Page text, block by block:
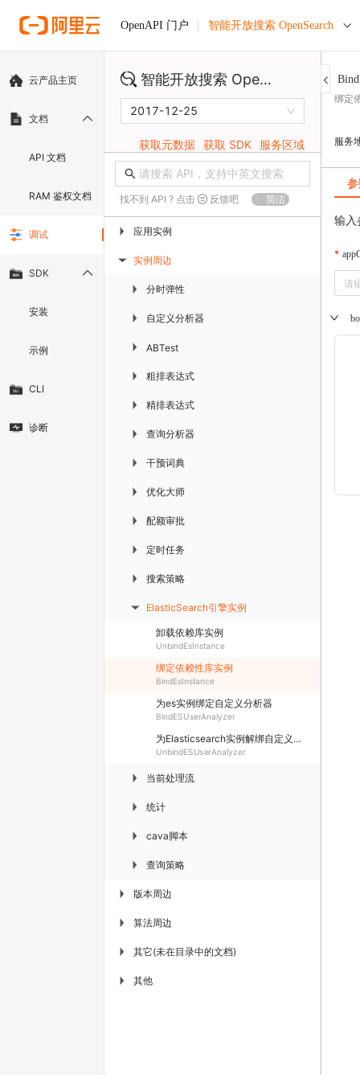
OpenAPI 门户 智能开放搜索 OpenSearch
云产品主页
文档
API 文档
RAM 鉴权文档
调试
SDK
安装
示例
CLI
诊断
智能开放搜索 OpenSearch
2017-12-25
获取元数据 获取 SDK 服务区域
找不到 API ? 点击 反馈吧 简洁
▶ 应用实例
▶ 实例周边
▶ 分时弹性
▶ 自定义分析器
▶ ABTest
▶ 粗排表达式
▶ 精排表达式
▶ 查询分析器
▶ 干预词典
▶ 优化大师
▶ 配额审批
▶ 定时任务
▶ 搜索策略
▶ ElasticSearch引擎实例
卸载依赖库实例
UnbindEsInstance
绑定依赖性库实例
BindEsInstance
为es实例绑定自定义分析器
BindESUserAnalyzer
为Elasticsearch实例解绑自定义分析器
UnbindESUserAnalyzer
▶ 当前处理流
▶ 统计
▶ cava脚本
▶ 查询策略
▶ 版本周边
▶ 算法周边
▶ 其它(未在目录中的文档)
▶ 其他
绑定
服务
输入